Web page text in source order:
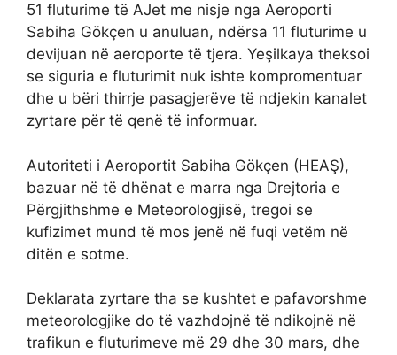
51 fluturime të AJet me nisje nga Aeroporti
Sabiha Gökçen u anuluan, ndërsa 11 fluturime u
devijuan në aeroporte të tjera. Yeşilkaya theksoi
se siguria e fluturimit nuk ishte kompromentuar
dhe u bëri thirrje pasagjerëve të ndjekin kanalet
zyrtare për të qenë të informuar.
Autoriteti i Aeroportit Sabiha Gökçen (HEAŞ),
bazuar në të dhënat e marra nga Drejtoria e
Përgjithshme e Meteorologjisë, tregoi se
kufizimet mund të mos jenë në fuqi vetëm në
ditën e sotme.
Deklarata zyrtare tha se kushtet e pafavorshme
meteorologjike do të vazhdojnë të ndikojnë në
trafikun e fluturimeve më 29 dhe 30 mars, dhe